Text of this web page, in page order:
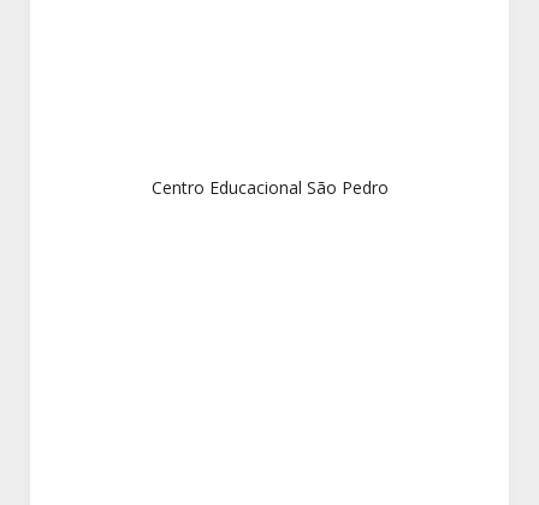
Centro Educacional São Pedro